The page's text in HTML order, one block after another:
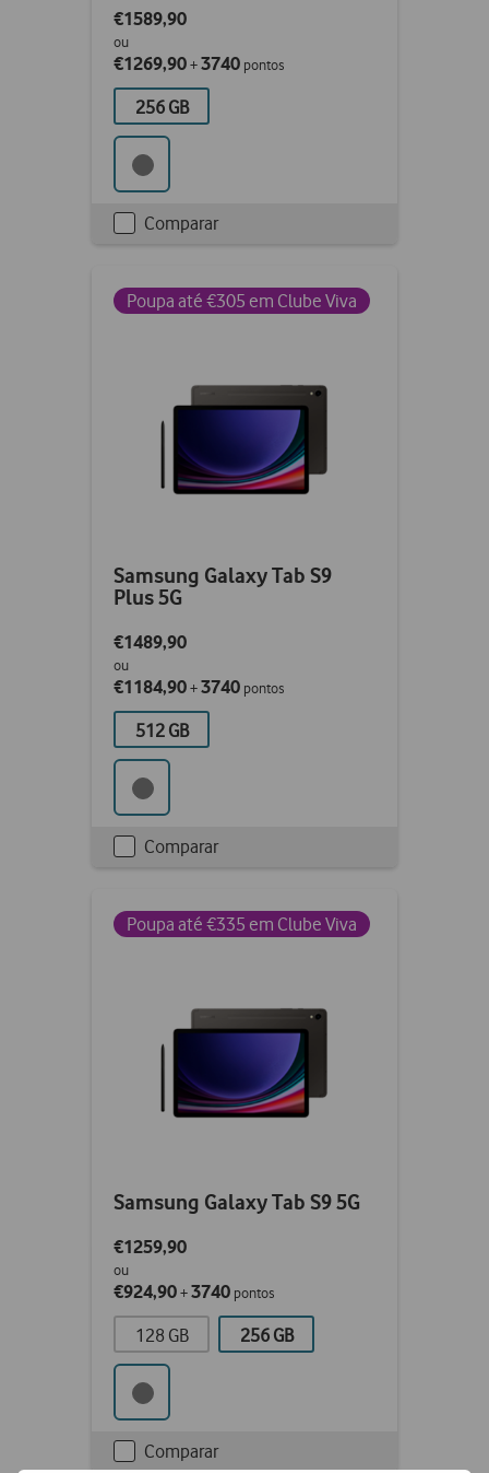
€1589,90
ou
€1269,90+3740 pontos
256 GB
Checkbox
Comparar
Poupa até €305 em Clube Viva
Samsung Galaxy Tab S9
Plus 5G
€1489,90
ou
€1184,90+3740 pontos
512 GB
Checkbox
Comparar
Poupa até €335 em Clube Viva
Samsung Galaxy Tab S9 5G
€1259,90
ou
€924,90+3740 pontos
128 GB 256 GB
Checkbox
Comparar